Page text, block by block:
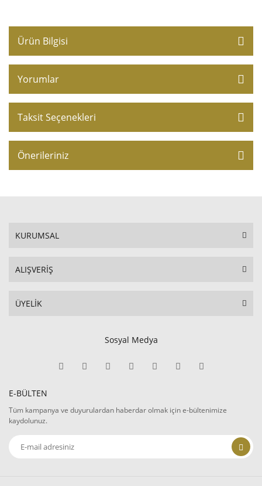
Ürün Bilgisi
Yorumlar
Taksit Seçenekleri
Önerileriniz
KURUMSAL
ALIŞVERİŞ
ÜYELİK
Sosyal Medya
E-BÜLTEN
Tüm kampanya ve duyurulardan haberdar olmak için e-bültenimize
kaydolunuz.